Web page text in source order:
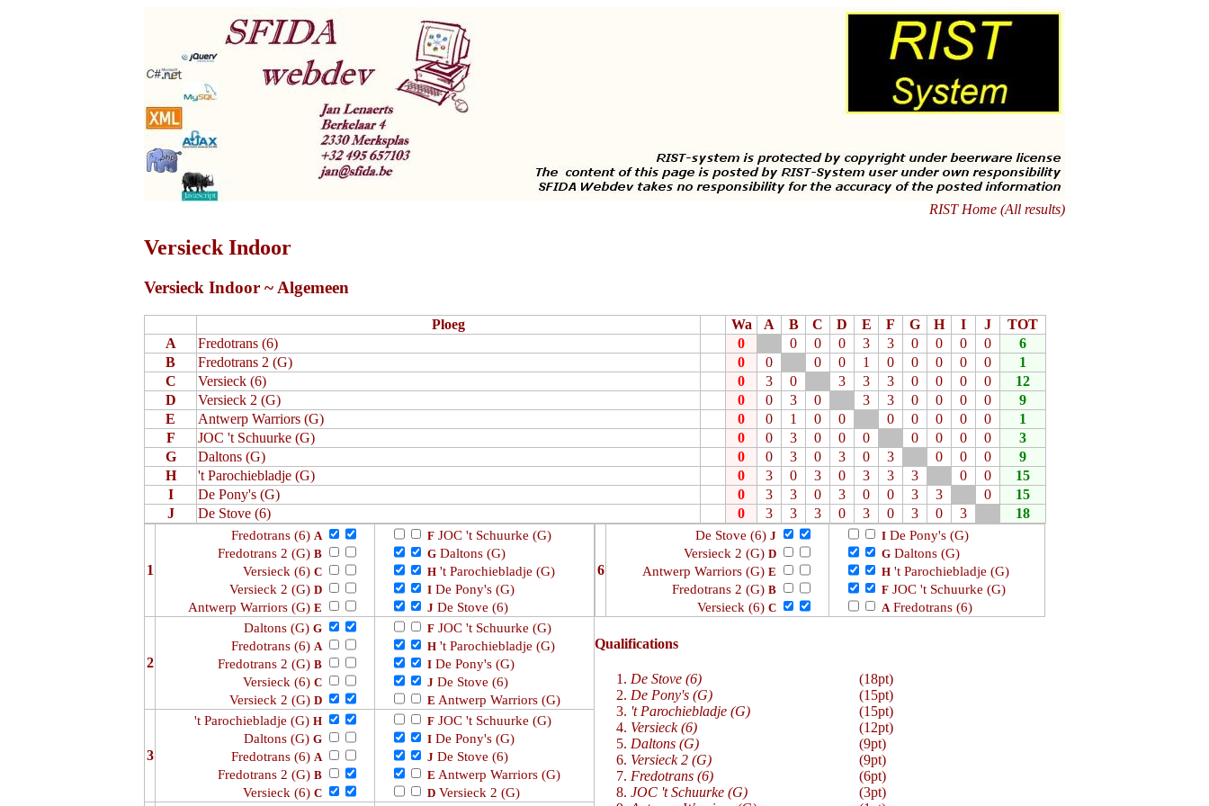
RIST Home (All results)
Versieck Indoor
Versieck Indoor ~ Algemeen
Ploeg Wa A B C D E F G H I J
TOT
A
Fredotrans (6) 0 0 0 0 3 3 0 0 0 0
6
B
Fredotrans 2 (G) 0 0 0 0 1 0 0 0 0 0
1
C
Versieck (6) 0 3 0 3 3 3 0 0 0 0
12
D
Versieck 2 (G) 0 0 3 0 3 3 0 0 0 0
9
E
Antwerp Warriors (G) 0 0 1 0 0 0 0 0 0 0
1
F
JOC 't Schuurke (G) 0 0 3 0 0 0 0 0 0 0
3
G
Daltons (G) 0 0 3 0 3 0 3 0 0 0
9
H
't Parochiebladje (G) 0 3 0 3 0 3 3 3 0 0
15
I
De Pony's (G) 0 3 3 0 3 0 0 3 3 0
15
J
De Stove (6) 0 3 3 3 0 3 0 3 0 3 18
1
Fredotrans (6) A
Fredotrans 2 (G) B
Versieck (6) C
Versieck 2 (G) D
Antwerp Warriors (G) E
F JOC 't Schuurke (G)
G Daltons (G)
H 't Parochiebladje (G)
I De Pony's (G)
J De Stove (6)
2
Daltons (G) G
Fredotrans (6) A
Fredotrans 2 (G) B
Versieck (6) C
Versieck 2 (G) D
F JOC 't Schuurke (G)
H 't Parochiebladje (G)
I De Pony's (G)
J De Stove (6)
E Antwerp Warriors (G)
3
't Parochiebladje (G) H
Daltons (G) G
Fredotrans (6) A
Fredotrans 2 (G) B
Versieck (6) C
F JOC 't Schuurke (G)
I De Pony's (G)
J De Stove (6)
E Antwerp Warriors (G)
D Versieck 2 (G)
6
De Stove (6) J
Versieck 2 (G) D
Antwerp Warriors (G) E
Fredotrans 2 (G) B
Versieck (6) C
I De Pony's (G)
G Daltons (G)
H 't Parochiebladje (G)
F JOC 't Schuurke (G)
A Fredotrans (6)
Qualifications
De Stove (6)
(18pt)
De Pony's (G)
(15pt)
't Parochiebladje (G)
(15pt)
Versieck (6)
(12pt)
Daltons (G)
(9pt)
Versieck 2 (G)
(9pt)
Fredotrans (6)
(6pt)
JOC 't Schuurke (G)
(3pt)